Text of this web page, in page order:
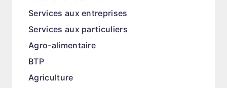
Services aux entreprises
Services aux particuliers
Agro-alimentaire
BTP
Agriculture